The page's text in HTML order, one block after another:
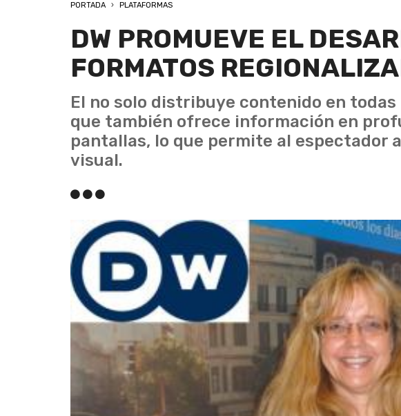
PORTADA PLATAFORMAS
DW PROMUEVE EL
FORMATOS
El no solo distribuye contenido en
que también ofrece información en
pantallas, lo que permite al espectador
visual.